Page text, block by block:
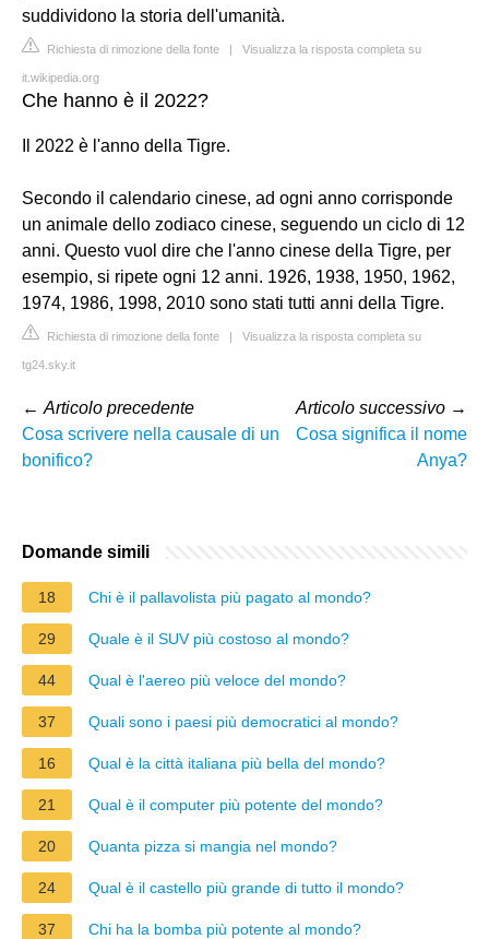
suddividono la storia dell'umanità.
Richiesta di rimozione della fonte | Visualizza la risposta completa su
it.wikipedia.org
Che hanno è il 2022?
Il 2022 è l'anno della Tigre.
Secondo il calendario cinese, ad ogni anno corrisponde
un animale dello zodiaco cinese, seguendo un ciclo di 12
anni. Questo vuol dire che l'anno cinese della Tigre, per
esempio, si ripete ogni 12 anni. 1926, 1938, 1950, 1962,
1974, 1986, 1998, 2010 sono stati tutti anni della Tigre.
Richiesta di rimozione della fonte | Visualizza la risposta completa su
tg24.sky.it
← Articolo precedente
Cosa scrivere nella causale di un
bonifico?
Articolo successivo →
Cosa significa il nome
Anya?
Domande simili
18 Chi è il pallavolista più pagato al mondo?
29 Quale è il SUV più costoso al mondo?
44 Qual è l'aereo più veloce del mondo?
37 Quali sono i paesi più democratici al mondo?
16 Qual è la città italiana più bella del mondo?
21 Qual è il computer più potente del mondo?
20 Quanta pizza si mangia nel mondo?
24 Qual è il castello più grande di tutto il mondo?
37 Chi ha la bomba più potente al mondo?